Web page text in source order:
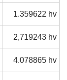
1.359622 hv
2,719243 hv
4.078865 hv